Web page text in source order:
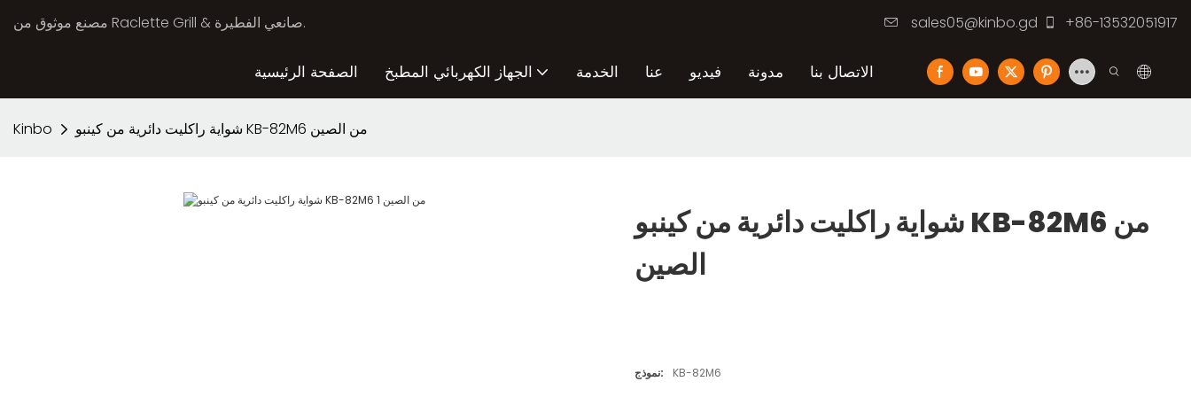
مصنع موثوق من Raclette Grill & صانعي الفطيرة. sales05@kinbo.gd +86-13532051917
الصفحة الرئيسية الجهاز الكهربائي المطبخ الخدمة عنا فيديو مدونة الاتصال بنا
Kinbo شواية راكليت دائرية من كينبو KB-82M6 من الصين
شواية راكليت دائرية من كينبو KB-82M6 من
الصين
نموذج: KB-82M6